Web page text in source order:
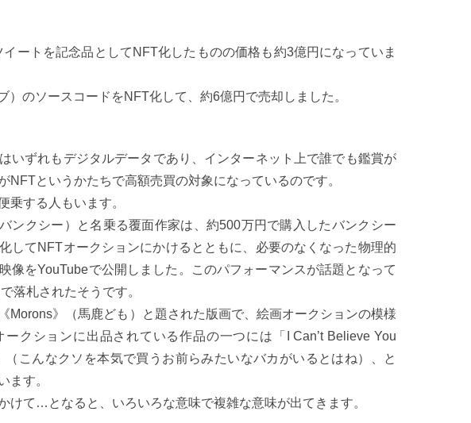
ートを記念品としてNFT化したものの価格も約3億円になっていま
のソースコードをNFT化して、約6億円で売却しました。
いずれもデジタルデータであり、インターネット上で誰でも鑑賞が
NFTというかたちで高額売買の対象になっているのです。
乗する人もいます。
ンクシー）と名乗る覆面作家は、約500万円で購入したバンクシー
してNFTオークションにかけるとともに、必要のなくなった物理的
像をYouTubeで公開しました。このパフォーマンスが話題となって
落札されたそうです。
Morons》（馬鹿ども）と題された版画で、絵画オークションの模様
クションに出品されている作品の一つには「I Can’t Believe You
（こんなクソを本気で買うお前らみたいなバカがいるとはね）、と
ます。
けて…となると、いろいろな意味で複雑な意味が出てきます。